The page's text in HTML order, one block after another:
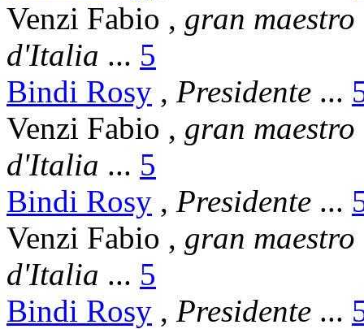
Venzi Fabio , gran
d'Italia ... 5
Bindi Rosy , Presidente ...
Venzi Fabio , gran
d'Italia ... 5
Bindi Rosy , Presidente ...
Venzi Fabio , gran
d'Italia ... 5
Bindi Rosy , Presidente ...